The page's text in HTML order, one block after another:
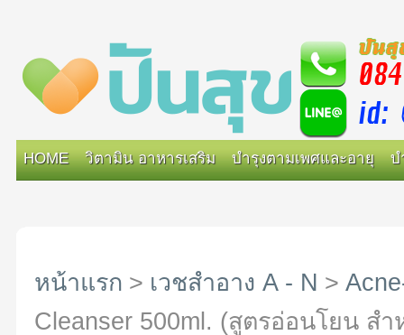
HOME วิตามิน อาหารเสริม บำรุงตามเพศและอายุ บ
หน้าแรก > เวชสำอาง A - N >
Cleanser 500ml. (สูตรอ่อนโยน ส